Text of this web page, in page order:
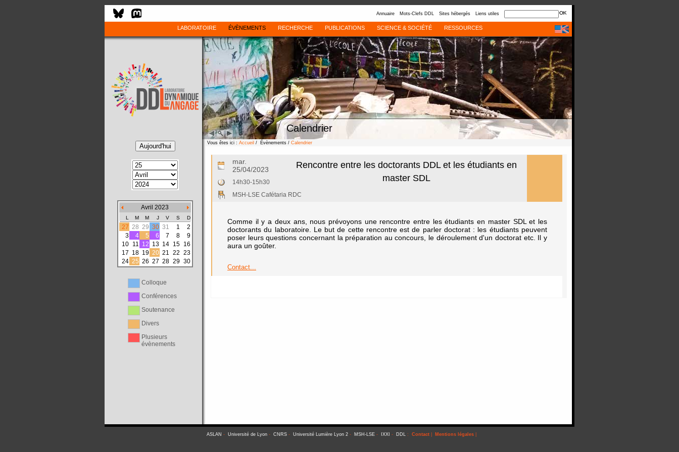
Annuaire Mots-Clefs DDL Sites hébergés Liens utiles
LABORATOIRE ÉVÈNEMENTS RECHERCHE PUBLICATIONS SCIENCE & SOCIÉTÉ RESSOURCES
Calendrier
Avril 2023
L M M J V S D
27 28 29 30 31 1
2
3
4 5 6 7 8
9
10 11 12 13 14 15 16
17 18 19 20 21 22 23
24 25 26 27 28 29 30
Colloque
Conférences
Soutenance
Divers
Plusieurs
évènements
Vous êtes ici : Accueil / Évènements / Calendrier
mar.
25/04/2023
Rencontre entre les doctorants DDL et les étudiants en
master SDL
14h30-15h30
MSH-LSE Cafétaria RDC
Comme il y a deux ans, nous prévoyons une rencontre entre les étudiants en master SDL et les
doctorants du laboratoire. Le but de cette rencontre est de parler doctorat : les étudiants peuvent
poser leurs questions concernant la préparation au concours, le déroulement d'un doctorat etc. Il y
aura un goûter.
Contact...
ASLAN - Université de Lyon- CNRS- Université Lumière Lyon 2- MSH-LSE- IXXI - DDL: Contact| Mentions légales|